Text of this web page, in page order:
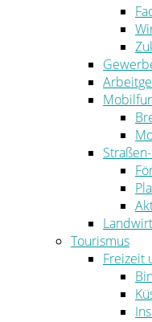
Tourismus
Freizeit